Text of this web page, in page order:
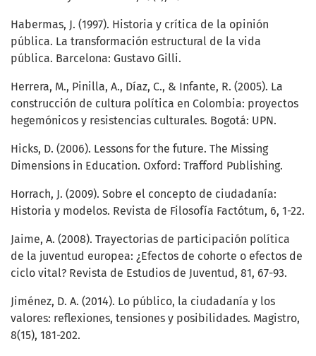
Habermas, J. (1997). Historia y crítica de la opinión
pública. La transformación estructural de la vida
pública. Barcelona: Gustavo Gilli.
Herrera, M., Pinilla, A., Díaz, C., & Infante, R. (2005). La
construcción de cultura política en Colombia: proyectos
hegemónicos y resistencias culturales. Bogotá: UPN.
Hicks, D. (2006). Lessons for the future. The Missing
Dimensions in Education. Oxford: Trafford Publishing.
Horrach, J. (2009). Sobre el concepto de ciudadanía:
Historia y modelos. Revista de Filosofía Factótum, 6, 1-22.
Jaime, A. (2008). Trayectorias de participación política
de la juventud europea: ¿Efectos de cohorte o efectos de
ciclo vital? Revista de Estudios de Juventud, 81, 67-93.
Jiménez, D. A. (2014). Lo público, la ciudadanía y los
valores: reflexiones, tensiones y posibilidades. Magistro,
8(15), 181-202.